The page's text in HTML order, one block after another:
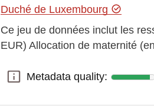
Duché de Luxembourg
Ce jeu de données inclut les
EUR) Allocation de maternité
Metadata quality:
Metadata quality: